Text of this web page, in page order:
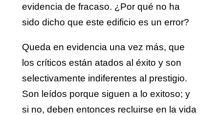
evidencia de fracaso. ¿Por qué no ha
sido dicho que este edificio es un error?
Queda en evidencia una vez más, que
los críticos están atados al éxito y son
selectivamente indiferentes al prestigio.
Son leídos porque siguen a lo exitoso; y
si no, deben entonces recluirse en la vida